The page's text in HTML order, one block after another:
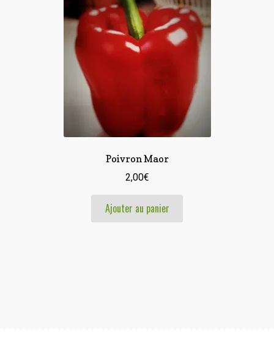
Poivron Maor
2,00€
Ajouter au panier